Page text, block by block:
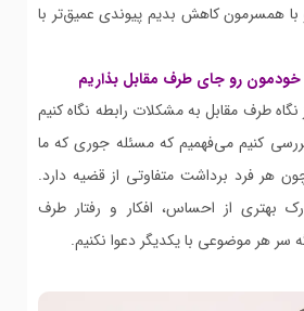
همسرمون کاهش بدیم پیوندی عمیق‌تر با
رو جای طرف مقابل بذاریم
نگاه طرف مقابل به مشکلات رابطه نگاه کنیم
کنیم می‌فهمیم که مسئله جوری که ما
هر فرد برداشت متفاوتی از قضیه دارد.
بهتری از احساس، افکار و رفتار طرف
سر هر موضوعی با یکدیگر دعوا نکنیم.